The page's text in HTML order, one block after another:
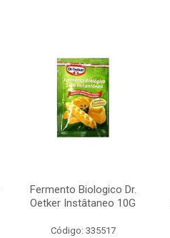
Fermento Biologico Dr.
Oetker Instâtaneo 10G
Código: 335517